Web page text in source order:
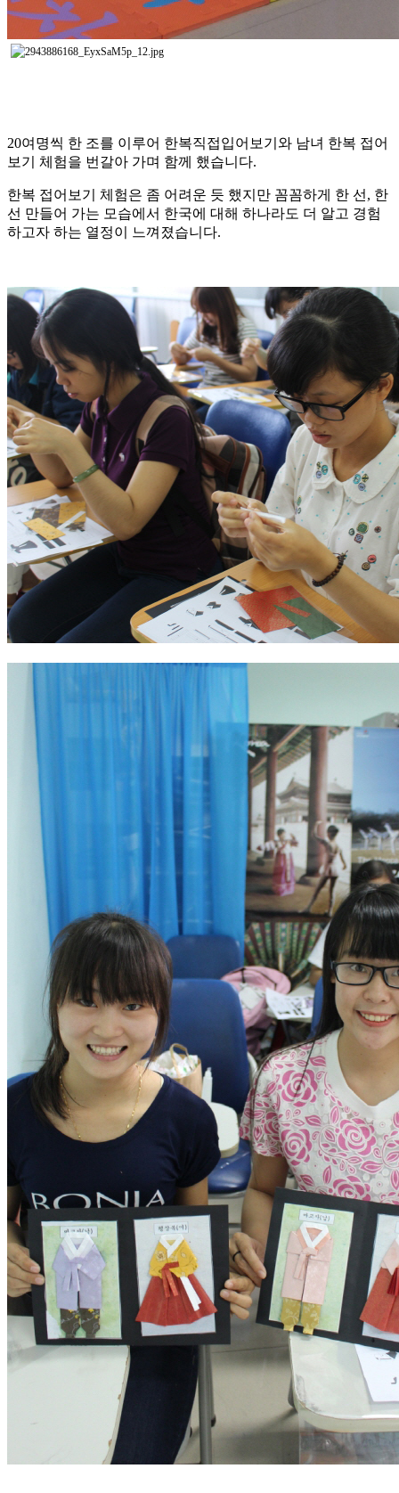
20여명씩 한 조를 이루어 한복직접입어보기와 남녀 한복 접어
보기 체험을 번갈아 가며 함께 했습니다.
한복 접어보기 체험은 좀 어려운 듯 했지만 꼼꼼하게 한 선, 한
선 만들어 가는 모습에서 한국에 대해 하나라도 더 알고 경험
하고자 하는 열정이 느껴졌습니다.